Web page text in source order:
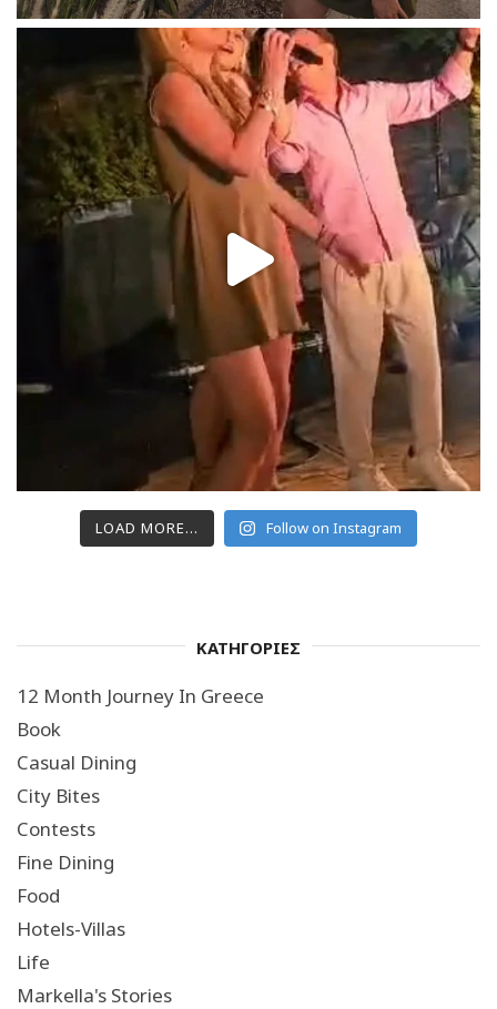
LOAD MORE... Follow on Instagram
ΚΑΤΗΓΟΡΙΕΣ
12 Month Journey In Greece
Book
Casual Dining
City Bites
Contests
Fine Dining
Food
Hotels-Villas
Life
Markella's Stories